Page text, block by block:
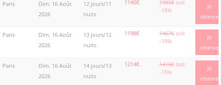
Paris
Dim. 16 Août
2026
12 jours/11
nuits
1145€ 1385€ soit
-18%
Je
réserve
Paris
Dim. 16 Août
2026
13 jours/12
nuits
1198€ 1467€ soit
-19%
Je
réserve
Paris
Dim. 16 Août
2026
14 jours/13
nuits
1214€ 1416€ soit
-15%
Je
réserve